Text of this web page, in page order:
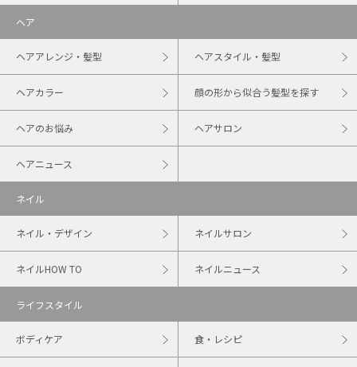
ヘア
ヘアアレンジ・髪型 ヘアスタイル・髪型
ヘアカラー 顔の形から似合う髪型を探す
ヘアのお悩み ヘアサロン
ヘアニュース
ネイル
ネイル・デザイン ネイルサロン
ネイルHOW TO ネイルニュース
ライフスタイル
ボディケア 食・レシピ